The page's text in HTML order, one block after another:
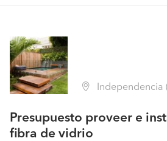
Independencia (Región
Presupuesto proveer e
fibra de vidrio